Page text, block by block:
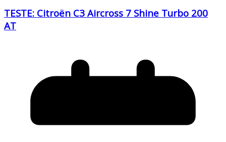
TESTE: Citroën C3 Aircross 7 Shine Turbo 200
AT